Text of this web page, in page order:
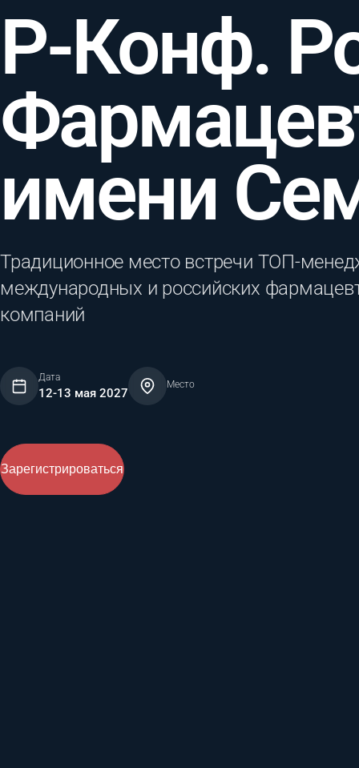
Р-Конф.
имени
Традиционное место встречи ТОП-
международных и российских
компаний
Дата
12-13 мая 2027
Место
Зарегистрироваться